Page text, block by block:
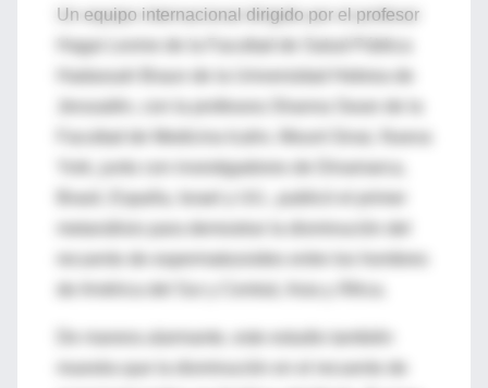
Un equipo internacional dirigido por el profesor
Hagai Levine de la Facultad de Salud Pública
York, junto con investigadores de Dinamarca,
Brasil, España, Israel y UU., publicó el primer